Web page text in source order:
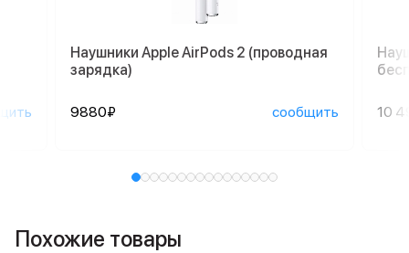
Наушники Apple AirPods 2 (проводная
зарядка)
9880₽ сообщить 10
Похожие товары